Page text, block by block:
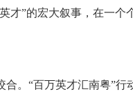
才”的宏大叙事，在一
“百万英才汇南粤”行